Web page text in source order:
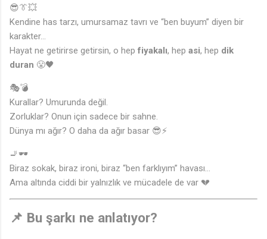
😎👔💥
Kendine has tarzı, umursamaz tavrı ve “ben buyum” diyen bir
karakter…
Hayat ne getirirse getirsin, o hep fiyakalı, hep asi, hep dik
duran 😤🖤
🎭💣
Kurallar? Umurunda değil.
Zorluklar? Onun için sadece bir sahne.
Dünya mı ağır? O daha da ağır basar 😎⚡
🚬🕶️
Biraz sokak, biraz ironi, biraz “ben farklıyım” havası…
Ama altında ciddi bir yalnızlık ve mücadele de var 💔
📌 Bu şarkı ne anlatıyor?